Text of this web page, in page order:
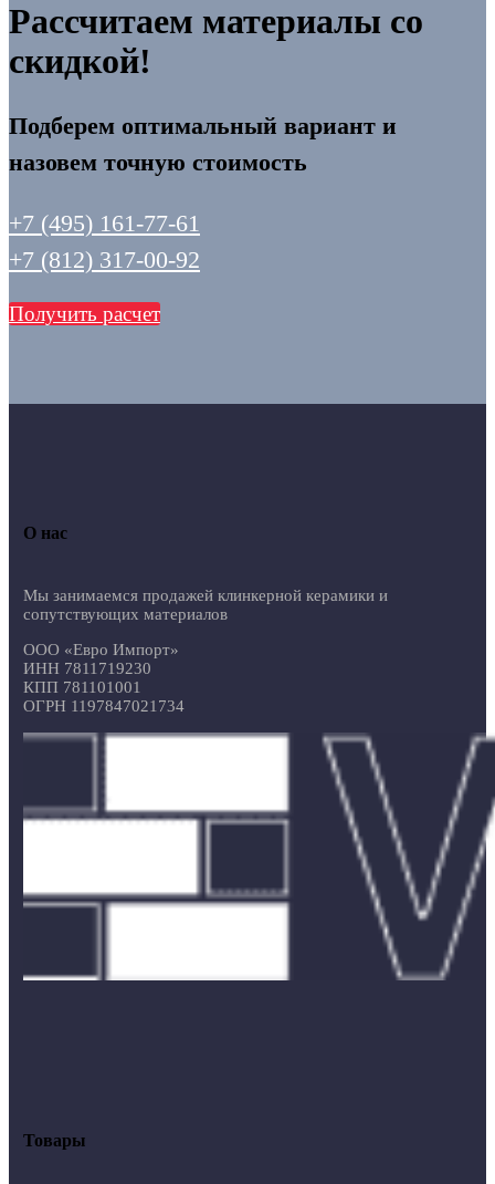
Рассчитаем материалы со
скидкой!
Подберем оптимальный вариант и
назовем точную стоимость
+7 (495) 161-77-61
+7 (812) 317-00-92
Получить расчет
О нас
Мы занимаемся продажей клинкерной керамики и
сопутствующих материалов
ООО «Евро Импорт»
ИНН 7811719230
КПП 781101001
ОГРН 1197847021734
Товары